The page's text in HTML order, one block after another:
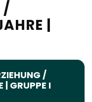
/
|
/
| GRUPPE I